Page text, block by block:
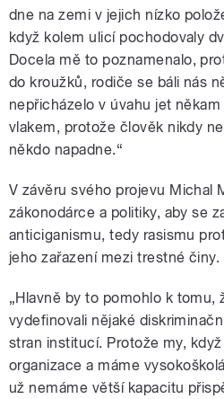
dne na zemi v jejich nízko
když kolem ulicí pochodovaly
Docela mě to poznamenalo,
do kroužků, rodiče se báli nás
nepřicházelo v úvahu jet
vlakem, protože člověk nikdy
někdo napadne.“
V závěru svého projevu Michal
zákonodárce a politiky, aby se
anticiganismu, tedy rasismu
jeho zařazení mezi trestné činy.
„Hlavně by to pomohlo k tomu,
vydefinovali nějaké
stran institucí. Protože my,
organizace a máme
už nemáme větší kapacitu